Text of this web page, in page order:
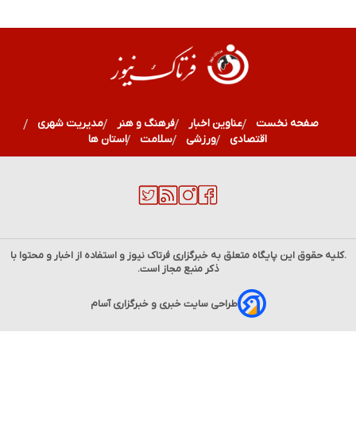
صفحه نخست عناوین اخبار فرهنگ و هنر
مدیریت شهری
اقتصادی
ورزشی سلامت استان ها
.کلیه حقوق این پایگاه متعلق به خبرگزاریفرتاک نیوز و استفاده از اخبار و محتوا با
ذکر منبع مجاز است.
طراحی سایت خبری و خبرگزاری آسام